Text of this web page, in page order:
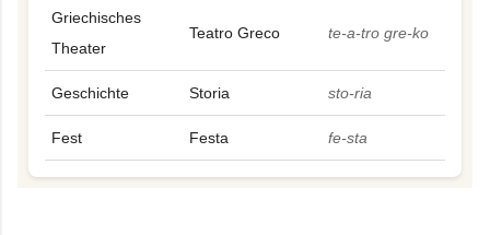
Griechisches
Theater
Teatro Greco te-a-tro gre-ko
Geschichte Storia sto-ria
Fest Festa fe-sta